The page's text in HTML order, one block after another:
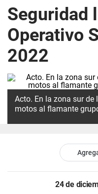
Seguridad
Operativo
2022
Acto. En la zona sur de
motos al flamante
24 de